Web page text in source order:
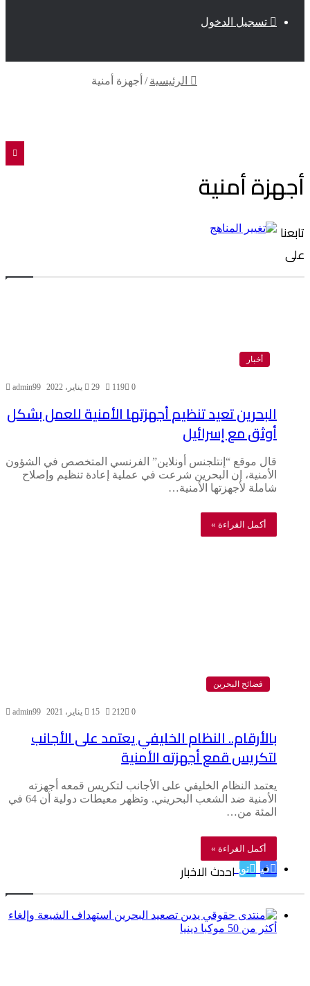
تسجيل الدخول
الرئيسية / أجهزة أمنية
أجهزة أمنية
أخبار
admin99 29 يناير، 2022 0
119
البحرين تعيد تنظيم أجهزتها الأمنية للعمل بشكل
أوثق مع إسرائيل
قال موقع “إنتلجنس أونلاين” الفرنسي المتخصص في الشؤون
الأمنية، إن البحرين شرعت في عملية إعادة تنظيم وإصلاح
شاملة لأجهزتها الأمنية…
أكمل القراءة »
فضائح البحرين
admin99 15 يناير، 2021 0
212
بالأرقام.. النظام الخليفي يعتمد على الأجانب
لتكريس قمع أجهزته الأمنية
يعتمد النظام الخليفي على الأجانب لتكريس قمعه أجهزته
الأمنية ضد الشعب البحريني. وتظهر معيطات دولية أن 64 في
المئة من…
أكمل القراءة »
تابعنا
على
فيسبوك
تويتراحدث الاخبار